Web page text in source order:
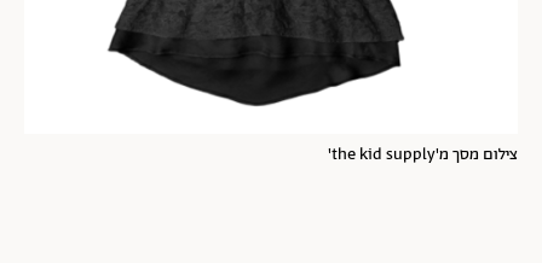
צילום מסך מ'the kid supply'